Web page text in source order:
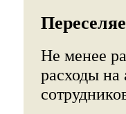
Не менее
расходы